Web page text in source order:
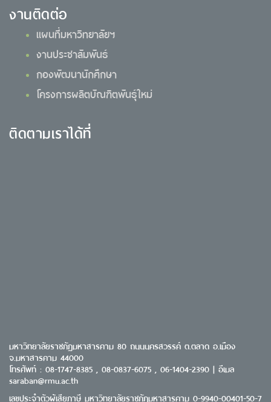
งานติดต่อ
แผนที่มหาวิทยาลัยฯ
งานประชาสัมพันธ์
กองพัฒนานักศึกษา
โครงการผลิตบัณฑิตพันธุ์ใหม่
ติดตามเราได้ที่
มหาวิทยาลัยราชภัฏมหาสารคาม 80 ถนนนครสวรรค์ ต.ตลาด อ.เมือง
จ.มหาสารคาม 44000
โทรศัพท์ : 08-1747-8385 , 08-0837-6075 , 06-1404-2390 | อีเมล
saraban@rmu.ac.th
เลขประจำตัวผู้เสียภาษี มหาวิทยาลัยราชภัฏมหาสารคาม 0-9940-00401-50-7